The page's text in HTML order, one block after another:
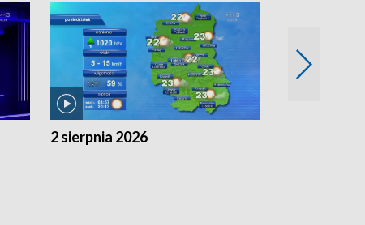
2 sierpnia 2026